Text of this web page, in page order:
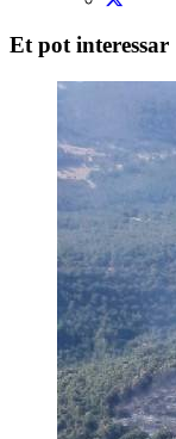
Et pot interessar